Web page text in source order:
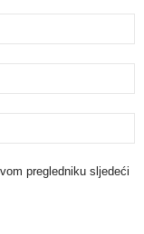
pregledniku sljedeći